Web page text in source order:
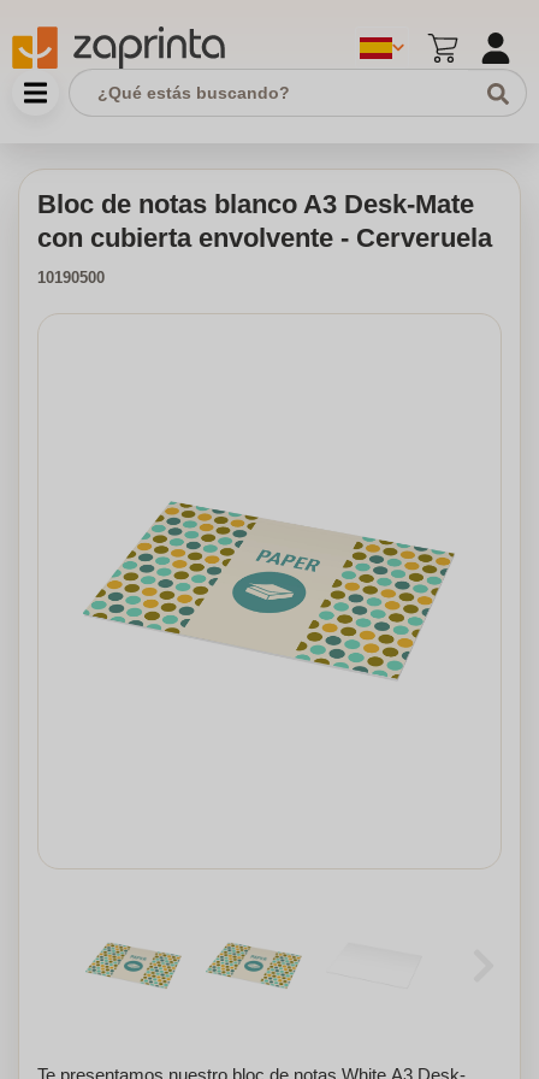
Bloc de notas blanco A3 Desk-Mate
con cubierta envolvente - Cerveruela
10190500
Te presentamos nuestro bloc de notas White A3 Desk-